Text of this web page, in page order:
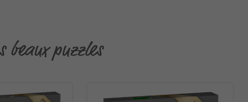
beaux puzzles